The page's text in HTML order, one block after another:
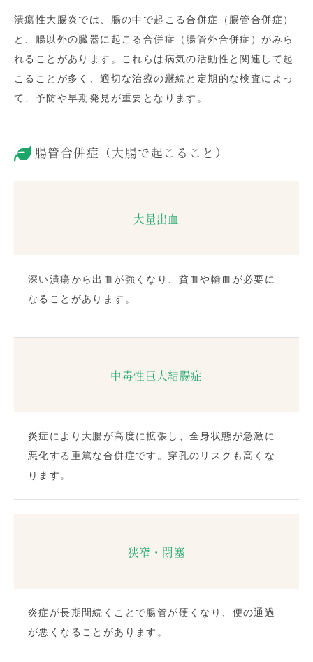
潰瘍性大腸炎では、腸の中で起こる合併症（腸管合併症）
と、腸以外の臓器に起こる合併症（腸管外合併症）がみら
れることがあります。これらは病気の活動性と関連して起
こることが多く、適切な治療の継続と定期的な検査によっ
て、予防や早期発見が重要となります。
腸管合併症（大腸で起こること）
大量出血
深い潰瘍から出血が強くなり、貧血や輸血が必要に
なることがあります。
中毒性巨大結腸症
炎症により大腸が高度に拡張し、全身状態が急激に
悪化する重篤な合併症です。穿孔のリスクも高くな
ります。
狭窄・閉塞
炎症が長期間続くことで腸管が硬くなり、便の通過
が悪くなることがあります。